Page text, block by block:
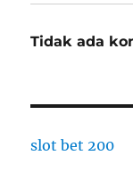
Tidak ada
slot bet 200